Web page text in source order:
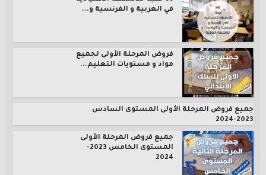
في العربية و الفرنسية و...
فروض المرحلة الأولى لجميع
مواد و مستويات التعليم...
جميع فروض المرحلة الأولى المستوى السادس
2023-2024
جميع فروض المرحلة الأولى
المستوى الخامس 2023-
2024